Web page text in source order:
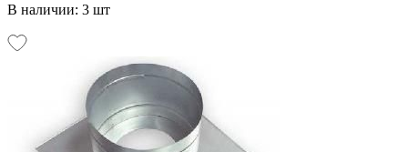
В наличии: 3 шт